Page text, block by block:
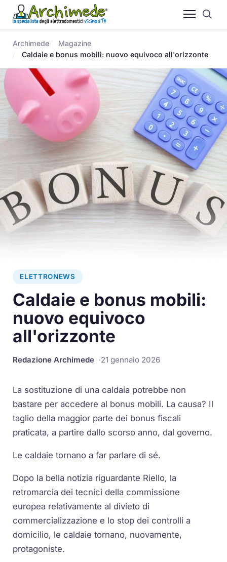
Archimede
Magazine
Caldaie e bonus mobili: nuovo equivoco all'orizzonte
ELETTRONEWS
Caldaie e bonus mobili:
nuovo equivoco
all'orizzonte
Redazione Archimede 21 gennaio 2026
La sostituzione di una caldaia potrebbe non
bastare per accedere al bonus mobili. La causa? Il
taglio della maggior parte dei bonus fiscali
praticata, a partire dallo scorso anno, dal governo.
Le caldaie tornano a far parlare di sé.
Dopo la bella notizia riguardante Riello, la
retromarcia dei tecnici della commissione
europea relativamente al divieto di
commercializzazione e lo stop dei controlli a
domicilio, le caldaie tornano, nuovamente,
protagoniste.